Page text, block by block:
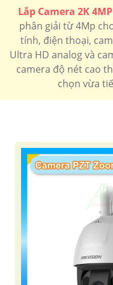
🗂
1.400.000 VNĐhổ trợ thẻ
📶
1.900.000 VNĐCamera hình
Lắp Camera 2K 4MP
phân giải từ 4Mp
tính, điện thoại,
Ultra HD analog và
camera độ nét cao
chọn vừa